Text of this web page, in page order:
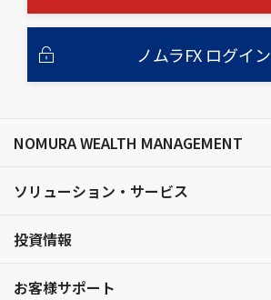
ノムラFX ログイン
NOMURA WEALTH MANAGEMENT
ソリューション・サービス
投資情報
お客様サポート